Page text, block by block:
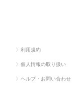
利用規約
個人情報の取り扱い
ヘルプ・お問い合わせ